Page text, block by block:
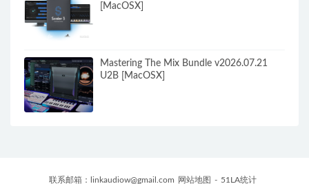
[MacOSX]
Mastering The Mix Bundle v2026.07.21
U2B [MacOSX]
联系邮箱： linkaudiow@gmail.com 网站地图 - 51LA统计